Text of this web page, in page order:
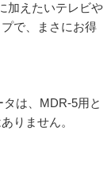
加えたいテレビや
で、まさにお得
は、MDR-5用と
りません。